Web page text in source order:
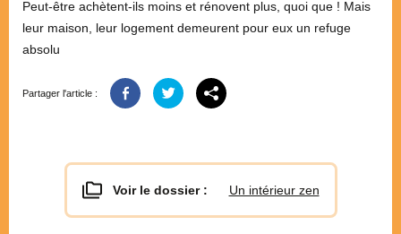
Peut-être achètent-ils moins et rénovent plus, quoi que ! Mais
leur maison, leur logement demeurent pour eux un refuge
absolu
Partager l'article :
Voir le dossier : Un intérieur zen